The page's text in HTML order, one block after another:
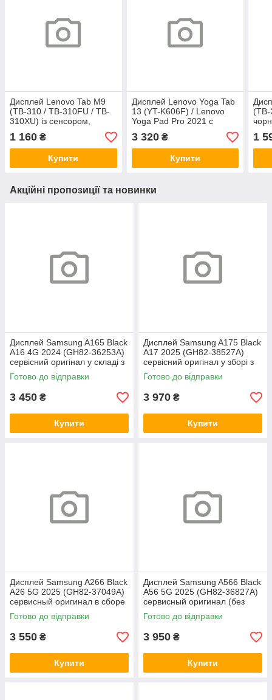
Дисплей Lenovo Tab M9
(TB-310 / TB-310FU / TB-
310XU) із сенсором,
комплектуючі)
1 160 ₴
Купити
Дисплей Lenovo Yoga Tab
13 (YT-K606F) / Lenovo
Yoga Pad Pro 2021 с
(оригинальные
комплектующие)
3 320₴
Купити
(TB-
1
Акційні пропозиції та новинки
Дисплей Samsung A165 Black
A16 4G 2024 (GH82-36253A)
сервісний оригінал у складі з
рамкою
Готово до відправки
3 450 ₴
Купити
Дисплей Samsung A175 Black
A17 2025 (GH82-38527A)
сервісний оригінал у зборі з
рамкою
Готово до відправки
3 970 ₴
Купити
Дисплей Samsung A266 Black
A26 5G 2025 (GH82-37049A)
сервисный оригинал в сборе
с рамкой
Готово до відправки
3 550 ₴
Купити
Дисплей Samsung A566 Black
A56 5G 2025 (GH82-36827A)
сервисный оригинал (без
рамки)
Готово до відправки
3 950 ₴
Купити